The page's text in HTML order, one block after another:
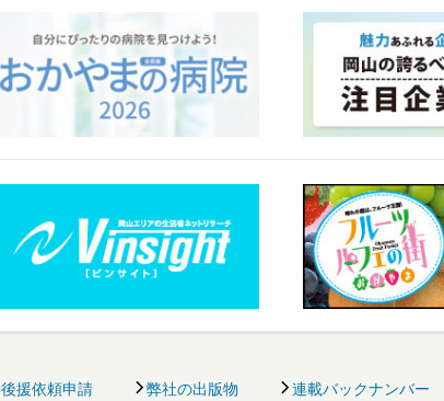
後援依頼申請 弊社の出版物 連載バックナンバー